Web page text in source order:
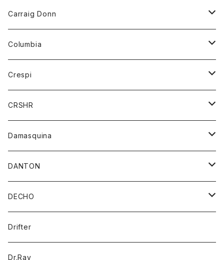
チーフ
バンダナ
トレーナー
パーカー
ショートパンツ
オーバーオール
カーディガン
Tシャツ
パーカー
ハーフスリーブTシャツ
Carraig Donn
ニット
Columbia
アウター
ジャケット
Crespi
ジャケット
ワンピース
ブラウス
CRSHR
キャップ
Damasquina
ウォレット
カードケース
バッグ
DANTON
アウター
コート
ジャケット
アクセサリー
バッグ
キッズ
DECHO
帽子
Drifter
Dr.Ray